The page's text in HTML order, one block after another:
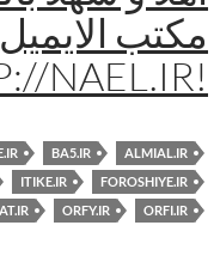
مکتب الایمیل
!HTTP://NAEL.IR/
ALMIAL.IR
BA5.IR
FOROSHIYE.IR
ITIKE.IR
ORFI.IR
ORFY.IR